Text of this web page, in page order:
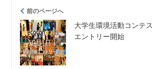
前のページへ
大学生環境活動コンテ
エントリー開始